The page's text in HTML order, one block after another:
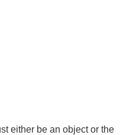
either be an object or the